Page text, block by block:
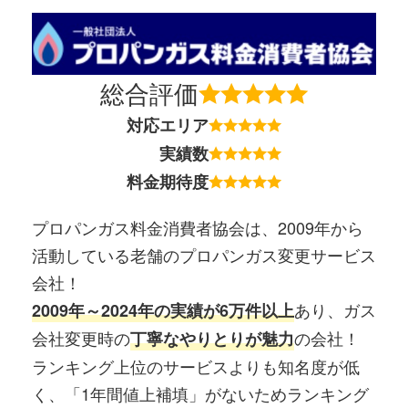
総合評価
対応エリア
実績数
料金期待度
プロパンガス料金消費者協会は、2009年から
活動している老舗のプロパンガス変更サービス
会社！
2009年～2024年の実績が6万件以上あり、ガス
会社変更時の丁寧なやりとりが魅力の会社！
ランキング上位のサービスよりも知名度が低
く、「1年間値上補填」がないためランキング